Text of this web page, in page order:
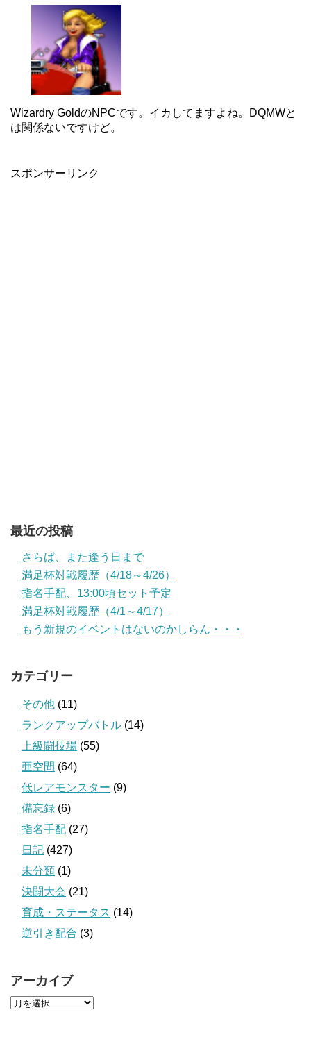
Wizardry GoldのNPCです。イカしてますよね。DQMWと
は関係ないですけど。
スポンサーリンク
最近の投稿
さらば、また逢う日まで
満足杯対戦履歴（4/18～4/26）
指名手配、13:00頃セット予定
満足杯対戦履歴（4/1～4/17）
もう新規のイベントはないのかしらん・・・
カテゴリー
その他 (11)
ランクアップバトル (14)
上級闘技場 (55)
亜空間 (64)
低レアモンスター (9)
備忘録 (6)
指名手配 (27)
日記 (427)
未分類 (1)
決闘大会 (21)
育成・ステータス (14)
逆引き配合 (3)
アーカイブ